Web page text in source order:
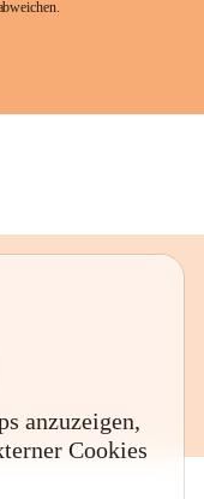
anzuzeigen,
Cookies